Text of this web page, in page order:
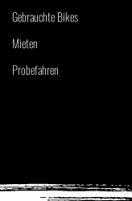
Gebrauchte Bikes
Mieten
Probefahren